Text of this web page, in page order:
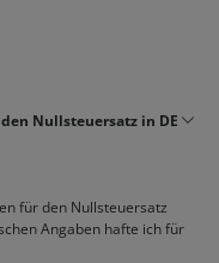
Nullsteuersatz in DE
für den Nullsteuersatz
Angaben hafte ich für